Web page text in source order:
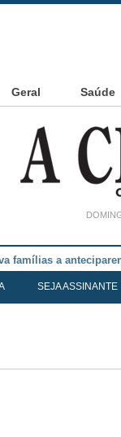
Geral Saúde
Cesarin
SEJA ASSINANTE